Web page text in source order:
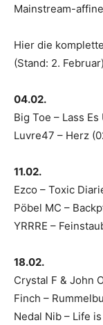
Mainstream-
Hier die
(Stand: 2.
04.02.
Big Toe – Lass
Luvre47 – Herz
11.02.
Ezco – Toxic
Pöbel MC –
YRRRE –
18.02.
Crystal F & John
Finch –
Nedal Nib – Life